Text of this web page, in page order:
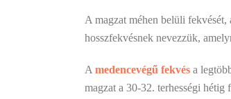
A magzat méhen belüli
hosszfekvésnek nevezzük,
A medencevégű fekvés a
magzat a 30-32. terhességi